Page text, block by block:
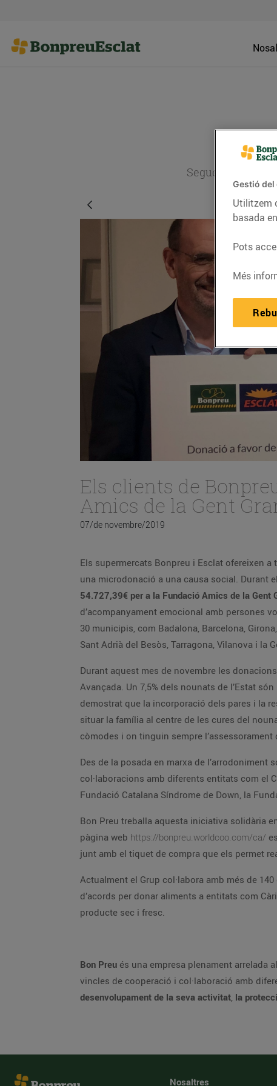
Segueix
Els clients de
Amics de la Gent
07/de novembre/2019
Els supermercats Bonpreu i Esclat ofereixen a tots els clients que paguin amb targeta bancària la possibilitat
54.727,39€ per a la Fundació Amics de la
d’acompanyament emocional amb persones voluntàries. El projecte es desenvolupa a les 4
30 municipis, com Badalona, Barcelona, Girona, Granollers, Hospitalet, Cambrils, Lleida, Santa Coloma de Gramenet,
Sant Adrià
Durant aquest mes de novembre les
Avançada. Un 7,5% dels nounats de l’Estat són prematurs i la seva evolució cada dia és més satisfactòria gràcies a la qualitat de les cures rebudes. S’ha
demostrat que la incorporació dels pares i la resta de familiars a l’equip de tractament millora el pronòstic dels infants. Per aquest motiu, el nou Centre vol
situar la família al centre de les cures del nounat, creant espais familiars que facilitin i protegeixin la seva intimitat dins de
còmodes i on tinguin sempre
Des de la posada en marxa de l’arrodoniment solidari el passat mes de febrer els clients de Bonpreu
col·laboracions amb diferents entitats com el Casal dels Infants, la Fundació Oncolliga, l’Associació de Cardiopaties Congènites
Bon Preu treballa aquesta iniciativa solidària en col·laboració amb Worldcoo, que desenvolupa i
pàgina web https://bonpreu.worldcoo.com/ca/
Actualment el Grup col·labora amb més de 140 entitats arreu del país fent donacions d’aliments. Més
d’acords per donar aliments a entitats com Càritas, Creu Roja, serveis socials d’ajuntaments o altres associacions amb l’objectiu de donar
producte sec i fresc.
Bon Preu és una empresa plenament arrelada al territori on desenvolupa la seva activitat. Per això, contínuament vetlla pel bé comú de la societat establint
desenvolupament de la seva activitat,
Nosaltres
Gestió del
Utilitzem
basada
Pots
Més